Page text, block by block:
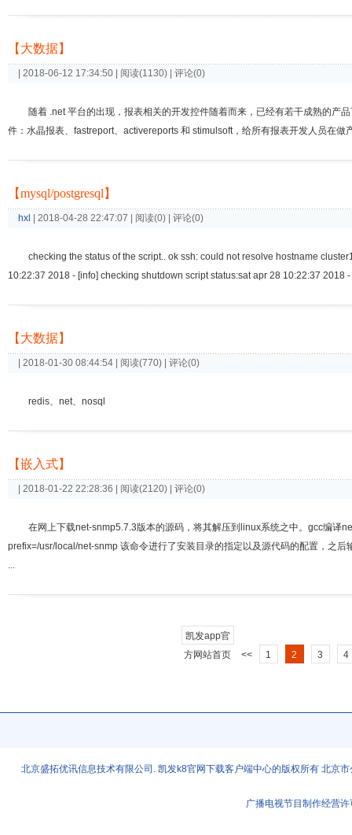
【大数据】
| 2018-06-12 17:34:50 | 阅读(1130) | 评论(0)
随着 .net 平台的出现，报表相关的开发控件随着而来，已经有若干成熟的产
件：水晶报表、fastreport、activereports 和 stimulsoft，给所有报表开发人员在做
【mysql/postgresql】
hxl | 2018-04-28 22:47:07 | 阅读(0) | 评论(0)
checking the status of the script.. ok ssh: could not resolve hostname
10:22:37 2018 - [info] checking shutdown script status:sat apr 28 10:22:37
【大数据】
| 2018-01-30 08:44:54 | 阅读(770) | 评论(0)
redis、net、nosql
【嵌入式】
| 2018-01-22 22:28:36 | 阅读(2120) | 评论(0)
在网上下载net-snmp5.7.3版本的源码，将其解压到linux系统之中。gcc编译
prefix=/usr/local/net-snmp 该命令进行了安装目录的指定以及源代码的配置，之
...
凯发app官
方网站首页
<< 1 2 3 4
北京盛拓优讯信息技术有限公司. 凯发k8官网下载客户端中心的版权所有 北京
广播电视节目制作经营